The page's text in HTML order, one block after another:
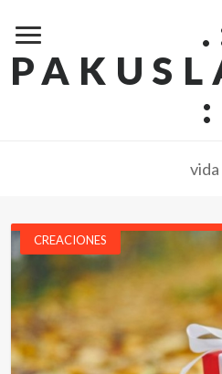
vida
CREACIONES